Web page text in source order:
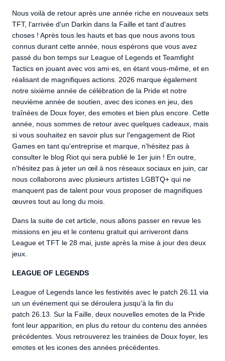
Nous voilà de retour après une année riche en nouveaux sets
TFT, l'arrivée d'un Darkin dans la Faille et tant d'autres
choses ! Après tous les hauts et bas que nous avons tous
connus durant cette année, nous espérons que vous avez
passé du bon temps sur League of Legends et Teamfight
Tactics en jouant avec vos ami·es, en étant vous-même, et en
réalisant de magnifiques actions. 2026 marque également
notre sixième année de célébration de la Pride et notre
neuvième année de soutien, avec des icones en jeu, des
traînées de Doux foyer, des emotes et bien plus encore. Cette
année, nous sommes de retour avec quelques cadeaux, mais
si vous souhaitez en savoir plus sur l'engagement de Riot
Games en tant qu'entreprise et marque, n'hésitez pas à
consulter le blog Riot qui sera publié le 1er juin ! En outre,
n'hésitez pas à jeter un œil à nos réseaux sociaux en juin, car
nous collaborons avec plusieurs artistes LGBTQ+ qui ne
manquent pas de talent pour vous proposer de magnifiques
œuvres tout au long du mois.
Dans la suite de cet article, nous allons passer en revue les
missions en jeu et le contenu gratuit qui arriveront dans
League et TFT le 28 mai, juste après la mise à jour des deux
jeux.
LEAGUE OF LEGENDS
League of Legends lance les festivités avec le patch 26.11 via
un un événement qui se déroulera jusqu'à la fin du
patch 26.13. Sur la Faille, deux nouvelles emotes de la Pride
font leur apparition, en plus du retour du contenu des années
précédentes. Vous retrouverez les trainées de Doux foyer, les
emotes et les icones des années précédentes.